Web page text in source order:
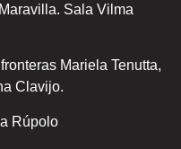
Sala Vilma
Mariela Tenutta,
Clavijo.
Rúpolo